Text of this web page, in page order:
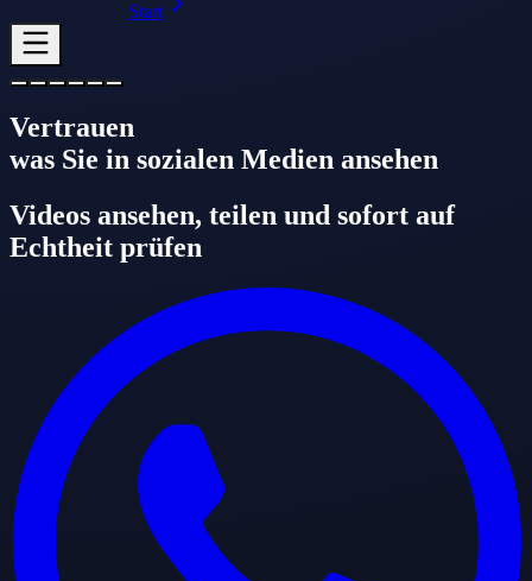
Start
Vertrauen
was Sie in sozialen Medien ansehen
Videos ansehen, teilen und sofort auf
Echtheit prüfen